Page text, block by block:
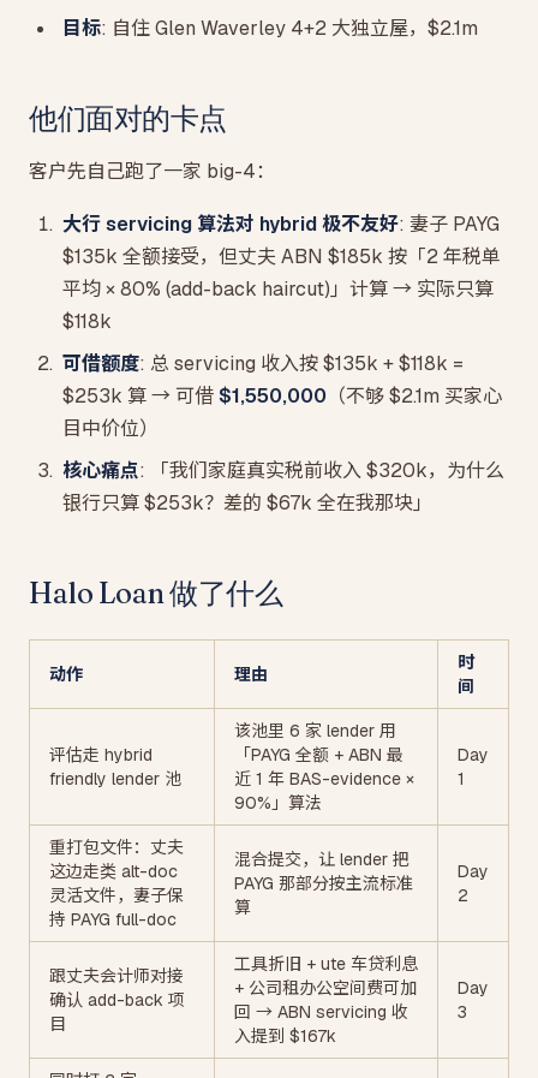
目标: 自住 Glen Waverley 4+2 大独立屋，$2.1m
他们面对的卡点
客户先自己跑了一家 big-4：
大行 servicing 算法对 hybrid 极不友好: 妻子 PAYG
$135k 全额接受，但丈夫 ABN $185k 按「2 年税单
平均 × 80% (add-back haircut)」计算 → 实际只算
$118k
可借额度: 总 servicing 收入按 $135k + $118k =
$253k 算 → 可借$1,550,000 （不够 $2.1m 买家心
目中价位）
核心痛点: 「我们家庭真实税前收入 $320k，为什么
银行只算 $253k？差的 $67k 全在我那块」
Halo Loan 做了什么
动作 理由
时
间
评估走 hybrid
friendly lender 池
该池里 6 家 lender 用
「PAYG 全额 + ABN 最
近 1 年 BAS-evidence ×
90%」算法
Day
1
重打包文件：丈夫
这边走类 alt-doc
灵活文件，妻子保
持 PAYG full-doc
混合提交，让 lender 把
PAYG 那部分按主流标准
算
Day
2
跟丈夫会计师对接
确认 add-back 项
目
工具折旧 + ute 车贷利息
+ 公司租办公空间费可加
回 → ABN servicing 收
入提到 $167k
Day
3